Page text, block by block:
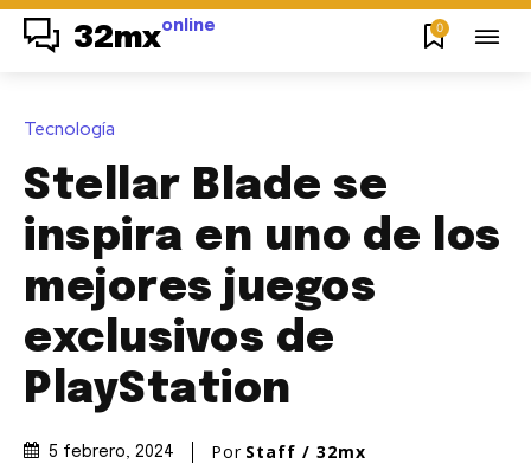
32mxonline 0
Tecnología
Stellar Blade se
inspira en uno de los
mejores juegos
exclusivos de
PlayStation
5 febrero, 2024 Por Staff / 32mx